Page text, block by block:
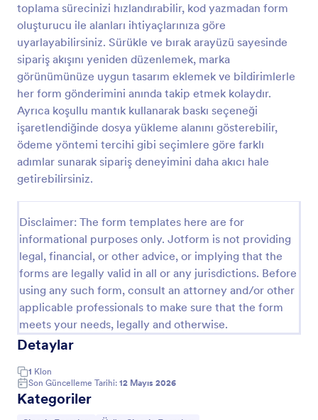
toplama sürecinizi hızlandırabilir, kod yazmadan form
oluşturucu ile alanları ihtiyaçlarınıza göre
uyarlayabilirsiniz. Sürükle ve bırak arayüzü sayesinde
sipariş akışını yeniden düzenlemek, marka
görünümünüze uygun tasarım eklemek ve bildirimlerle
her form gönderimini anında takip etmek kolaydır.
Ayrıca koşullu mantık kullanarak baskı seçeneği
işaretlendiğinde dosya yükleme alanını gösterebilir,
ödeme yöntemi tercihi gibi seçimlere göre farklı
adımlar sunarak sipariş deneyimini daha akıcı hale
getirebilirsiniz.
Disclaimer: The form templates here are for
informational purposes only. Jotform is not providing
legal, financial, or other advice, or implying that the
forms are legally valid in all or any jurisdictions. Before
using any such form, consult an attorney and/or other
applicable professionals to make sure that the form
meets your needs, legally and otherwise.
Detaylar
1 Klon
Son Güncelleme Tarihi: 12 Mayıs 2026
Kategoriler
Ürün Teklif Formu
Bir ürün teklif formu, işletmeler tarafından
müşterilerden ürünler hakkında bilgi toplamak için
kullanılır. Kod gerektirmez.
Go to Category:
Ürün Sipariş Formları
Şablon Kullan
Önizleme